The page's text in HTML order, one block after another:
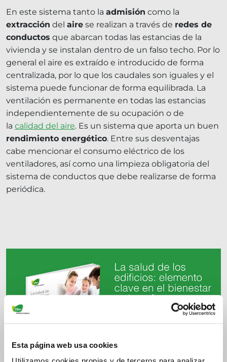
Esta página web usa cookies
En este sistema tanto la admisión como la
extracción del aire se realizan a través de redes de
conductos que abarcan todas las estancias de la
vivienda y se instalan dentro de un falso techo. Por lo
general el aire es extraído e introducido de forma
centralizada, por lo que los caudales son iguales y el
sistema puede funcionar de forma equilibrada. La
ventilación es permanente en todas las estancias
independientemente de su ocupación o de
la calidad del aire. Es un sistema que aporta un buen
rendimiento energético. Entre sus desventajas
cabe mencionar el consumo eléctrico de los
ventiladores, así como una limpieza obligatoria del
sistema de conductos que debe realizarse de forma
periódica.